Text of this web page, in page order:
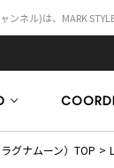
ンネル)は、MARK
グナムーン）TOP